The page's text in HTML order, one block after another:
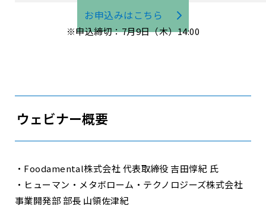
お申込みはこちら
※申込締切：7月9日（木）14:00
ウェビナー概要
・Foodamental株式会社 代表取締役 吉田惇紀 氏
・ヒューマン・メタボローム・テクノロジーズ株式会社
事業開発部 部長 山領佐津紀